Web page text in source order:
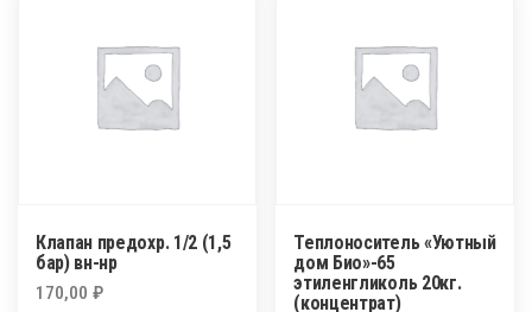
Клапан предохр. 1/2 (1,5
бар) вн-нр
170,00 ₽
Теплоноситель «Уютный
дом Био»-65
этиленгликоль 20кг.
(концентрат)